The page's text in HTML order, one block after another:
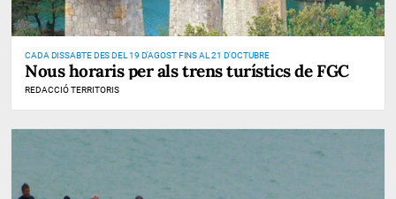
CADA DISSABTE DES DEL 19 D'AGOST FINS AL 21 D'OCTUBRE
Nous horaris per als trens turístics de FGC
REDACCIÓ TERRITORIS